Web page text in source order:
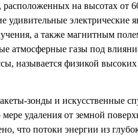
расположенных на высотах от
удивительные
а также магнитным
атмосферные газы под
называется физикой
зонды и искусственные
мере удаления от земной
что потоки энергии из